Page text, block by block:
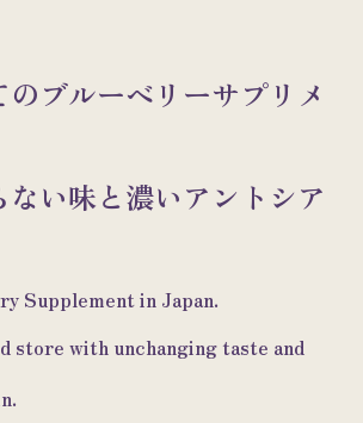
ブルーベリーサプリメ
い味と濃いアントシア
Supplement in Japan.
store with unchanging taste and